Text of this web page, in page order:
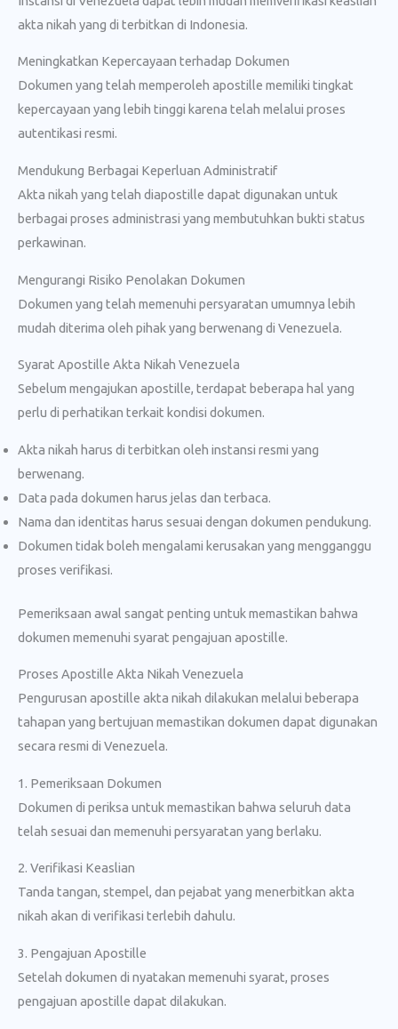
akta nikah yang di terbitkan di Indonesia.
Meningkatkan Kepercayaan terhadap Dokumen
Dokumen yang telah memperoleh apostille memiliki tingkat
kepercayaan yang lebih tinggi karena telah melalui proses
autentikasi resmi.
Mendukung Berbagai Keperluan Administratif
Akta nikah yang telah diapostille dapat digunakan untuk
berbagai proses administrasi yang membutuhkan bukti status
perkawinan.
Mengurangi Risiko Penolakan Dokumen
Dokumen yang telah memenuhi persyaratan umumnya lebih
mudah diterima oleh pihak yang berwenang di Venezuela.
Syarat Apostille Akta Nikah Venezuela
Sebelum mengajukan apostille, terdapat beberapa hal yang
perlu di perhatikan terkait kondisi dokumen.
Akta nikah harus di terbitkan oleh instansi resmi yang
berwenang.
Data pada dokumen harus jelas dan terbaca.
Nama dan identitas harus sesuai dengan dokumen pendukung.
Dokumen tidak boleh mengalami kerusakan yang mengganggu
proses verifikasi.
Pemeriksaan awal sangat penting untuk memastikan bahwa
dokumen memenuhi syarat pengajuan apostille.
Proses Apostille Akta Nikah Venezuela
Pengurusan apostille akta nikah dilakukan melalui beberapa
tahapan yang bertujuan memastikan dokumen dapat digunakan
secara resmi di Venezuela.
1. Pemeriksaan Dokumen
Dokumen di periksa untuk memastikan bahwa seluruh data
telah sesuai dan memenuhi persyaratan yang berlaku.
2. Verifikasi Keaslian
Tanda tangan, stempel, dan pejabat yang menerbitkan akta
nikah akan di verifikasi terlebih dahulu.
3. Pengajuan Apostille
Setelah dokumen di nyatakan memenuhi syarat, proses
pengajuan apostille dapat dilakukan.